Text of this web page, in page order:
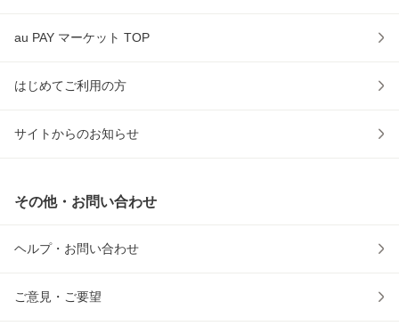
au PAY マーケット TOP
はじめてご利用の方
サイトからのお知らせ
その他・お問い合わせ
ヘルプ・お問い合わせ
ご意見・ご要望